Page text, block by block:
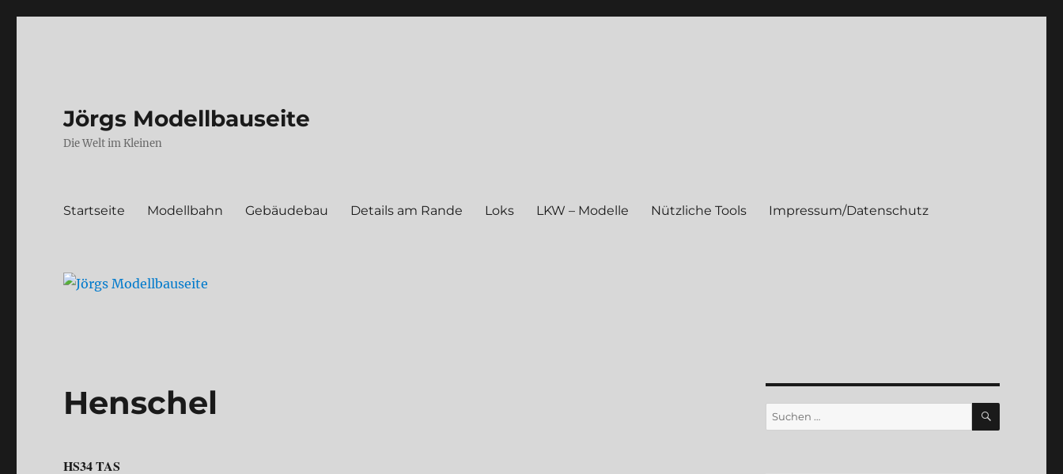
Jörgs Modellbauseite
Die Welt im Kleinen
Startseite Modellbahn Gebäudebau Details am Rande Loks LKW – Modelle Nützliche Tools Impressum/Datenschutz
Henschel
HS34 TAS
Suchen
nach:
SUCHEN